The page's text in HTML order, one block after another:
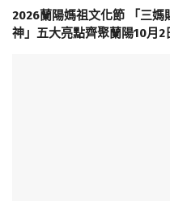
2026蘭陽媽祖文化節 「三媽
神」五大亮點齊聚蘭陽10月